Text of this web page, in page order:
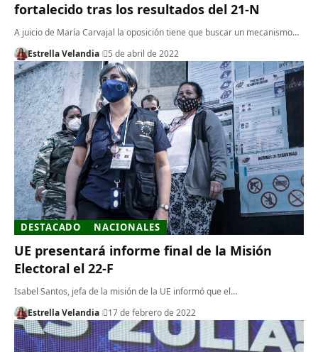
fortalecido tras los resultados del 21-N
A juicio de María Carvajal la oposición tiene que buscar un mecanismo…
Estrella Velandia
5 de abril de 2022
DESTACADO NACIONALES
UE presentará informe final de la Misión
Electoral el 22-F
Isabel Santos, jefa de la misión de la UE informó que el…
Estrella Velandia
17 de febrero de 2022